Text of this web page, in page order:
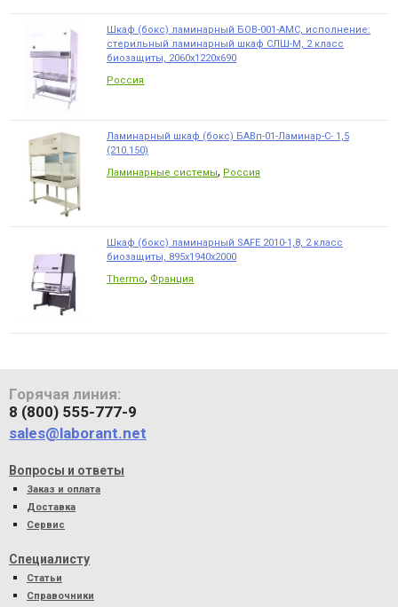
Шкаф (бокс) ламинарный БОВ-001-АМС, исполнение:
стерильный ламинарный шкаф СЛШ-М, 2 класс
биозащиты, 2060х1220х690
Россия
Ламинарный шкаф (бокс) БАВп-01-Ламинар-С- 1,5
(210.150)
Ламинарные системы, Россия
Шкаф (бокс) ламинарный SAFE 2010-1,8, 2 класс
биозащиты, 895х1940х2000
Thermo, Франция
Горячая линия:
8 (800) 555-777-9
sales@laborant.net
Вопросы и ответы
Заказ и оплата
Доставка
Сервис
Специалисту
Статьи
Справочники